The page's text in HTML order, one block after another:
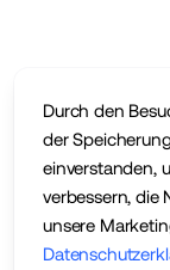
Durch den
der
einverstanden,
verbessern, die
unsere